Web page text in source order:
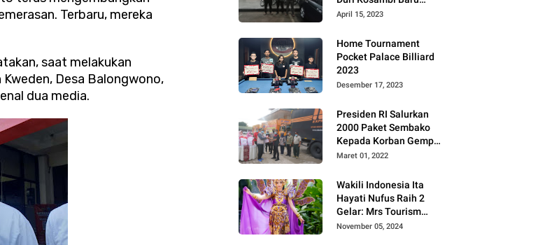
Terbaru, mereka
saat melakukan
Desa Balongwono,
dua media.
Gugat PT MD
April 15, 2023
Home Tournament
Pocket Palace Billiard
2023
Desember 17, 2023
Presiden RI Salurkan
2000 Paket Sembako
Kepada Korban Gempa
di Pasaman Barat
Maret 01, 2022
Wakili Indonesia Ita
Hayati Nufus Raih 2
Gelar: Mrs Tourism
2024 dan Fourth
November 05, 2024